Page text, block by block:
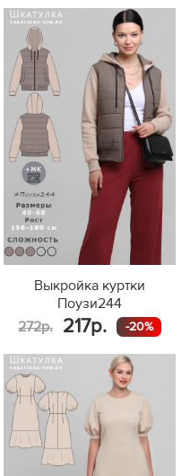
Выкройка куртки
Поузи244
272р.
217р. -20%